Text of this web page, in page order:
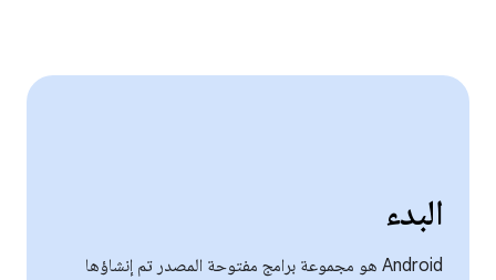
البدء
‫Android هو مجموعة برامج مفتوحة المصدر تم إنشاؤها